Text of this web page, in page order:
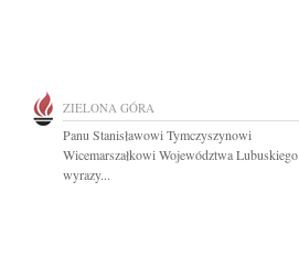
ZIELONA GÓRA
Panu Stanisławowi Tymczyszynowi
Wicemarszałkowi Województwa Lubuskiego
wyrazy...